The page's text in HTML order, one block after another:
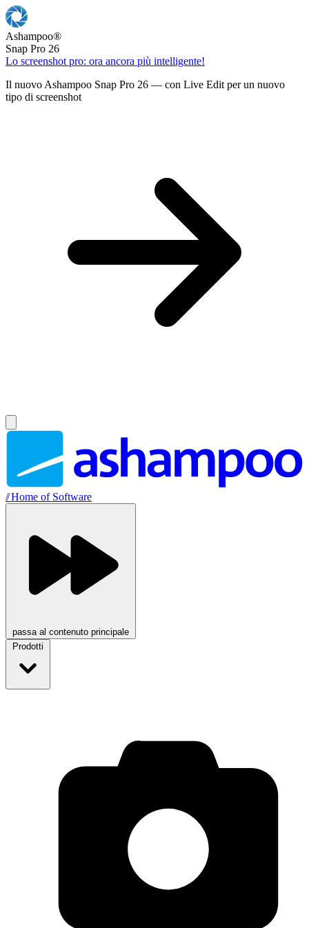
Ashampoo®
Snap Pro 26
Lo screenshot pro: ora ancora più intelligente!
Il nuovo Ashampoo Snap Pro 26 — con Live Edit per un nuovo
tipo di screenshot
//Home of Software
passa al contenuto principale
Prodotti